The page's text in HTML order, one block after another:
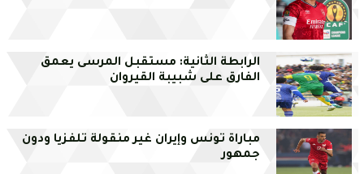
الرابطة الثانية: مستقبل المرسى يعمق
الفارق على شبيبة القيروان
مباراة تونس وإيران غير منقولة تلفزيا ودون
جمهور